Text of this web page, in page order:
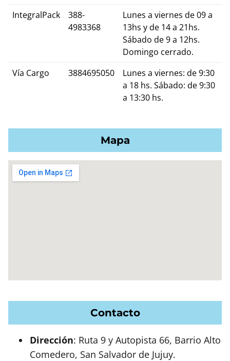
IntegralPack
388-
4983368
Lunes a viernes de 09 a
13hs y de 14 a 21hs.
Sábado de 9 a 12hs.
Domingo cerrado.
Vía Cargo
3884695050
Lunes a viernes: de 9:30
a 18 hs. Sábado: de 9:30
a 13:30 hs.
Mapa
Contacto
Dirección: Ruta 9 y Autopista 66, Barrio Alto
Comedero, San Salvador de Jujuy.